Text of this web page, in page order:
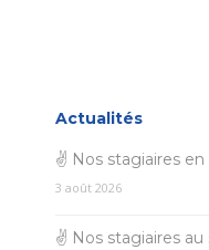
Actualités
✌ Nos stagiaires
3 août 2026
✌ Nos stagiaires au